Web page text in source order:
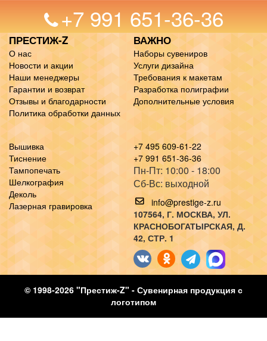
+7 991 651-36-36
ПРЕСТИЖ-Z
О нас
Новости и акции
Наши менеджеры
Гарантии и возврат
Отзывы и благодарности
Политика обработки данных
ВАЖНО
Наборы сувениров
Услуги дизайна
Требования к макетам
Разработка полиграфии
Дополнительные условия
Вышивка
Тиснение
Тампопечать
Шелкография
Деколь
Лазерная гравировка
+7 495 609-61-22
+7 991 651-36-36
Пн-Пт: 10:00 - 18:00
Сб-Вс: выходной
info@prestige-z.ru
107564, Г. МОСКВА, УЛ.
КРАСНОБОГАТЫРСКАЯ, Д.
42, СТР. 1
© 1998-2026 "Престиж-Z" - Сувенирная продукция с
логотипом